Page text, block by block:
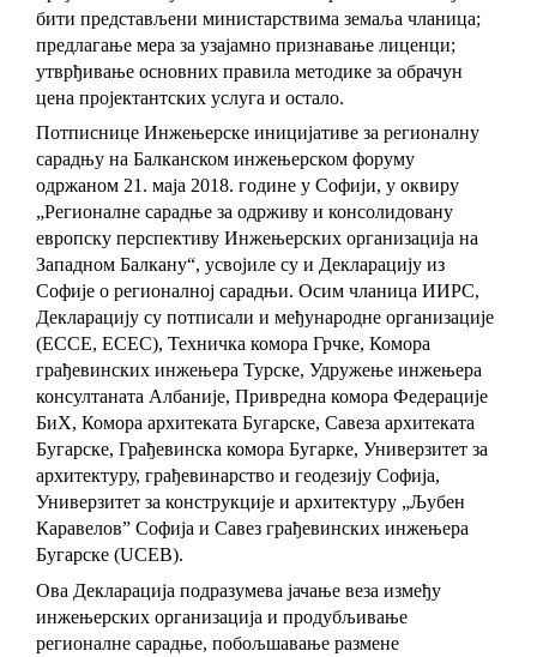
бити представљени министарствима земаља чланица;
предлагање мера за узајамно признавање лиценци;
утврђивање основних правила методике за обрачун
цена пројектантских услуга и остало.
Потписнице Инжењерске иницијативе за регионалну
сарадњу на Балканском инжењерском форуму
одржаном 21. маја 2018. године у Софији, у оквиру
„Регионалне сарадње за одрживу и консолидовану
европску перспективу Инжењерских организација на
Западном Балкану“, усвојиле су и Декларацију из
Софије о регионалној сарадњи. Осим чланица ИИРС,
Декларацију су потписали и међународне организације
(ECCE, ECEC), Техничка комора Грчке, Комора
грађевинских инжењера Турске, Удружење инжењера
консултаната Албаније, Привредна комора Федерације
БиХ, Комора архитеката Бугарске, Савеза архитеката
Бугарске, Грађевинска комора Бугарке, Универзитет за
архитектуру, грађевинарство и геодезију Софија,
Универзитет за конструкције и архитектуру „Љубен
Каравелов” Софија и Савез грађевинских инжењера
Бугарске (UCEB).
Ова Декларација подразумева јачање веза између
инжењерских организација и продубљивање
регионалне сарадње, побољшавање размене